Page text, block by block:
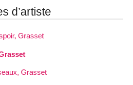
d’artiste
Grasset
Grasset